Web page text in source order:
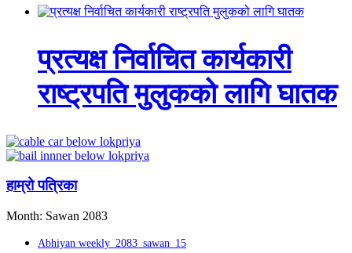
प्रत्यक्ष निर्वाचित कार्यकारी
राष्ट्रपति मुलुकको लागि घातक
हाम्रो पत्रिका
Month: Sawan 2083
Abhiyan weekly_2083_sawan_15